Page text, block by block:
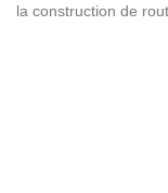
la construction de